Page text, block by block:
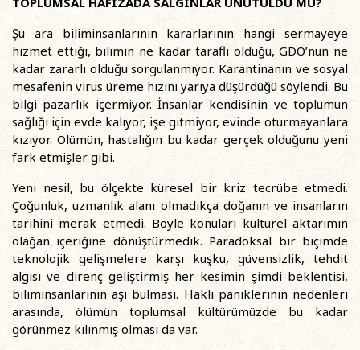
Şu ara biliminsanlarının kararlarının hangi sermayeye
hizmet ettiği, bilimin ne kadar taraflı olduğu, GDO’nun ne
kadar zararlı olduğu sorgulanmıyor. Karantinanın ve sosyal
mesafenin virus üreme hızını yarıya düşürdüğü söylendi. Bu
bilgi pazarlık içermiyor. İnsanlar kendisinin ve toplumun
sağlığı için evde kalıyor, işe gitmiyor, evinde oturmayanlara
kızıyor. Ölümün, hastalığın bu kadar gerçek olduğunu yeni
fark etmişler gibi.
Yeni nesil, bu ölçekte küresel bir kriz tecrübe etmedi.
Çoğunluk, uzmanlık alanı olmadıkça doğanın ve insanların
tarihini merak etmedi. Böyle konuları kültürel aktarımın
olağan içeriğine dönüştürmedik. Paradoksal bir biçimde
teknolojik gelişmelere karşı kuşku, güvensizlik, tehdit
algısı ve direnç geliştirmiş her kesimin şimdi beklentisi,
biliminsanlarının aşı bulması. Haklı paniklerinin nedenleri
arasında, ölümün toplumsal kültürümüzde bu kadar
görünmez kılınmış olması da var.